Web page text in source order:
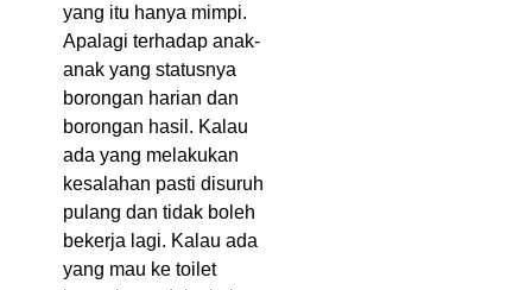
yang itu hanya mimpi.
Apalagi terhadap anak-
anak yang statusnya
borongan harian dan
borongan hasil. Kalau
ada yang melakukan
kesalahan pasti disuruh
pulang dan tidak boleh
bekerja lagi. Kalau ada
yang mau ke toilet